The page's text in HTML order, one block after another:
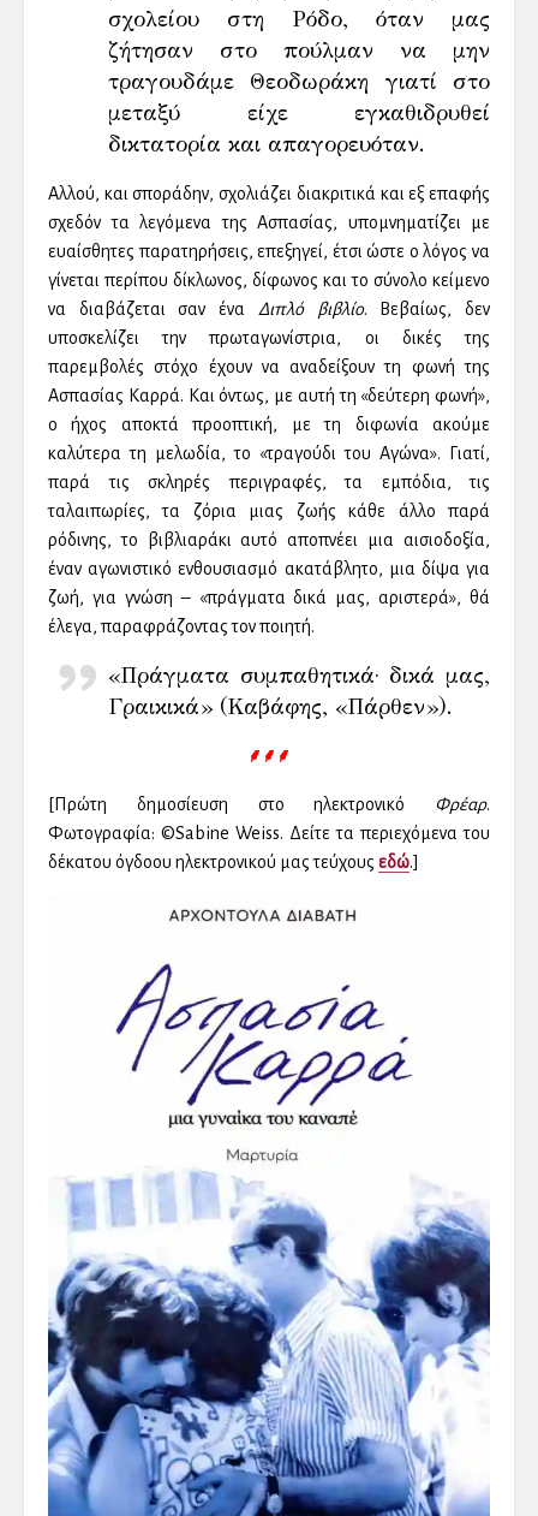
σχολείου στη Ρόδο, όταν μας
ζήτησαν στο πούλμαν να μην
τραγουδάμε Θεοδωράκη γιατί στο
μεταξύ είχε εγκαθιδρυθεί
δικτατορία και απαγορευόταν.
Αλλού, και σποράδην, σχολιάζει διακριτικά και εξ επαφής
σχεδόν τα λεγόμενα της Ασπασίας, υπομνηματίζει με
ευαίσθητες παρατηρήσεις, επεξηγεί, έτσι ώστε ο λόγος να
γίνεται περίπου δίκλωνος, δίφωνος και το σύνολο κείμενο
να διαβάζεται σαν ένα Διπλό βιβλίο. Βεβαίως, δεν
υποσκελίζει την πρωταγωνίστρια, οι δικές της
παρεμβολές στόχο έχουν να αναδείξουν τη φωνή της
Ασπασίας Καρρά. Και όντως, με αυτή τη «δεύτερη φωνή»,
ο ήχος αποκτά προοπτική, με τη διφωνία ακούμε
καλύτερα τη μελωδία, το «τραγούδι του Αγώνα». Γιατί,
παρά τις σκληρές περιγραφές, τα εμπόδια, τις
ταλαιπωρίες, τα ζόρια μιας ζωής κάθε άλλο παρά
ρόδινης, το βιβλιαράκι αυτό αποπνέει μια αισιοδοξία,
έναν αγωνιστικό ενθουσιασμό ακατάβλητο, μια δίψα για
ζωή, για γνώση – «πράγματα δικά μας, αριστερά», θά
έλεγα, παραφράζοντας τον ποιητή.
«Πράγματα συμπαθητικά· δικά μας,
Γραικικά» (Καβάφης, «Πάρθεν»).
⸙⸙⸙
[Πρώτη δημοσίευση στο ηλεκτρονικό Φρέαρ.
Φωτογραφία: ©Sabine Weiss. Δείτε τα περιεχόμενα του
δέκατου όγδοου ηλεκτρονικού μας τεύχους εδώ.]